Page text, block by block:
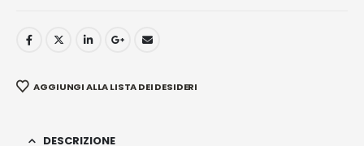
AGGIUNGI ALLA LISTA DEI DESIDERI
DESCRIZIONE